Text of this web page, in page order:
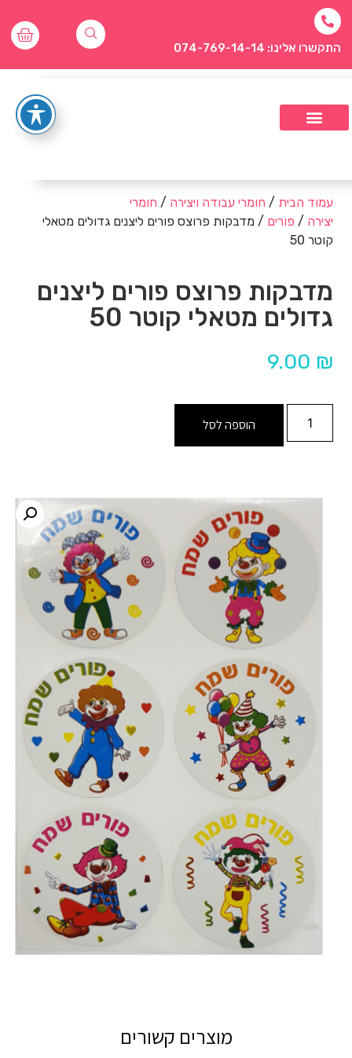
התקשרו אלינו: 074-769-14-14
עמוד הבית / חומרי עבודה ויצירה / חומרי
יצירה / פורים / מדבקות פרוצס פורים ליצנים גדולים מטאלי
קוטר 50
מדבקות פרוצס פורים ליצנים
גדולים מטאלי קוטר 50
9.00 ₪
הוספה לסל
מוצרים קשורים